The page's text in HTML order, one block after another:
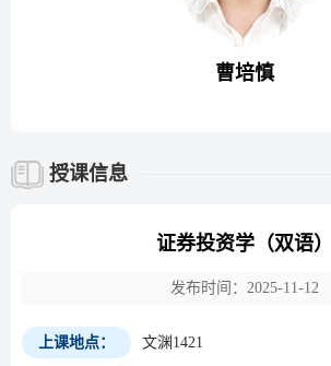
曹培慎
授课信息
证券投资学（双语）
发布时间：2025-11-12
上课地点： 文渊1421